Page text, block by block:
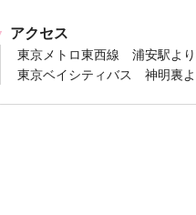
アクセス
東京メトロ東西線 浦安駅よ
東京ベイシティバス 神明裏